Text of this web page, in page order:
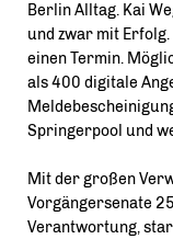
Berlin Alltag. Kai
und zwar mit Erfolg.
einen Termin.
als 400 digitale
Springerpool und
Mit der großen
Vorgängersenate
Verantwortung,